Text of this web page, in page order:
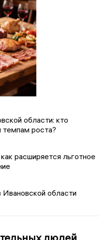
области: кто
темпам роста?
расширяется льготное
Ивановской области